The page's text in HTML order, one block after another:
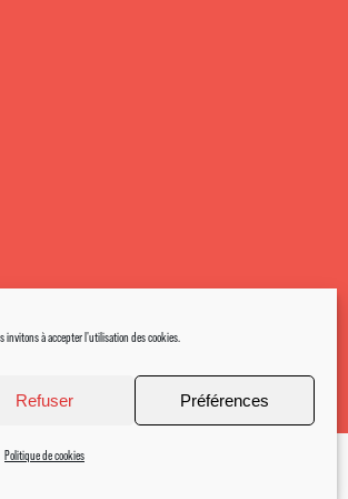
invitons à accepter l'utilisation des cookies.
Refuser Préférences
Politique de cookies